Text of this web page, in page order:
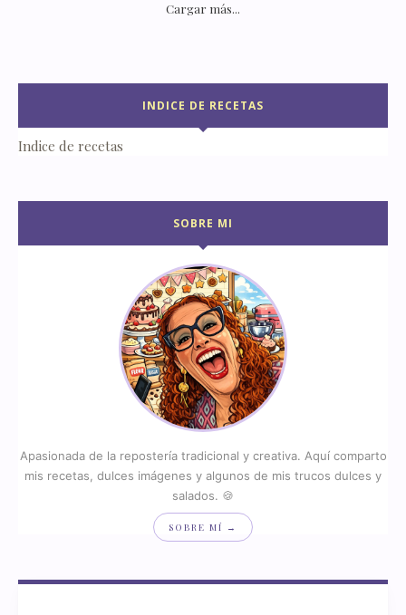
Cargar más...
INDICE DE RECETAS
Indice de recetas
SOBRE MI
Apasionada de la repostería tradicional y creativa. Aquí comparto
mis recetas, dulces imágenes y algunos de mis trucos dulces y
salados. 🍪
SOBRE MÍ →